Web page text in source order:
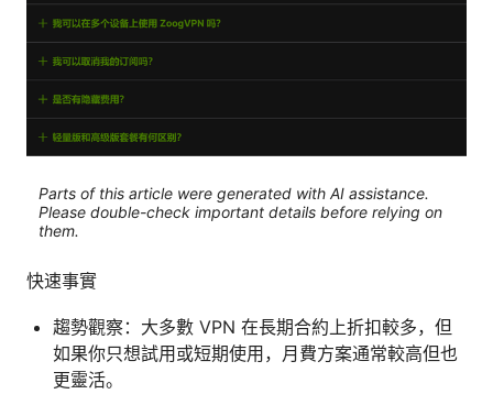
Parts of this article were generated with AI assistance.
Please double-check important details before relying on
them.
快速事實
趨勢觀察：大多數 VPN 在長期合約上折扣較多，但
如果你只想試用或短期使用，月費方案通常較高但也
更靈活。